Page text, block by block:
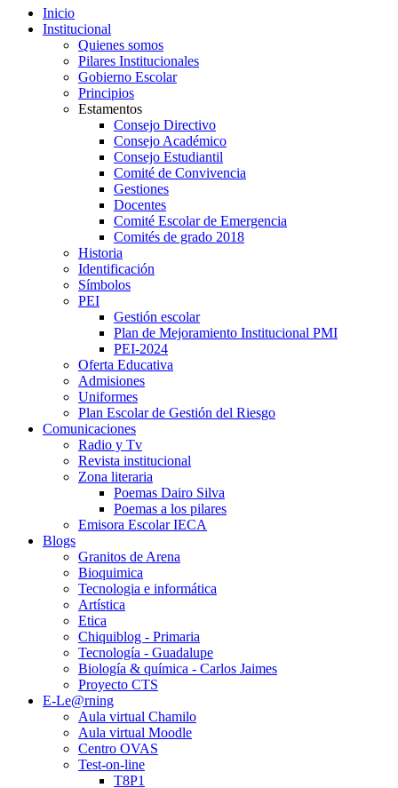
Inicio
Institucional
Quienes somos
Pilares Institucionales
Gobierno Escolar
Principios
Estamentos
Consejo Directivo
Consejo Académico
Consejo Estudiantil
Comité de Convivencia
Gestiones
Docentes
Comité Escolar de Emergencia
Comités de grado 2018
Historia
Identificación
Símbolos
PEI
Gestión escolar
Plan de Mejoramiento Institucional PMI
PEI-2024
Oferta Educativa
Admisiones
Uniformes
Plan Escolar de Gestión del Riesgo
Comunicaciones
Radio y Tv
Revista institucional
Zona literaria
Poemas Dairo Silva
Poemas a los pilares
Emisora Escolar IECA
Blogs
Granitos de Arena
Bioquimica
Tecnologia e informática
Artística
Etica
Chiquiblog - Primaria
Tecnología - Guadalupe
Biología & química - Carlos Jaimes
Proyecto CTS
E-Le@rning
Aula virtual Chamilo
Aula virtual Moodle
Centro OVAS
Test-on-line
T8P1